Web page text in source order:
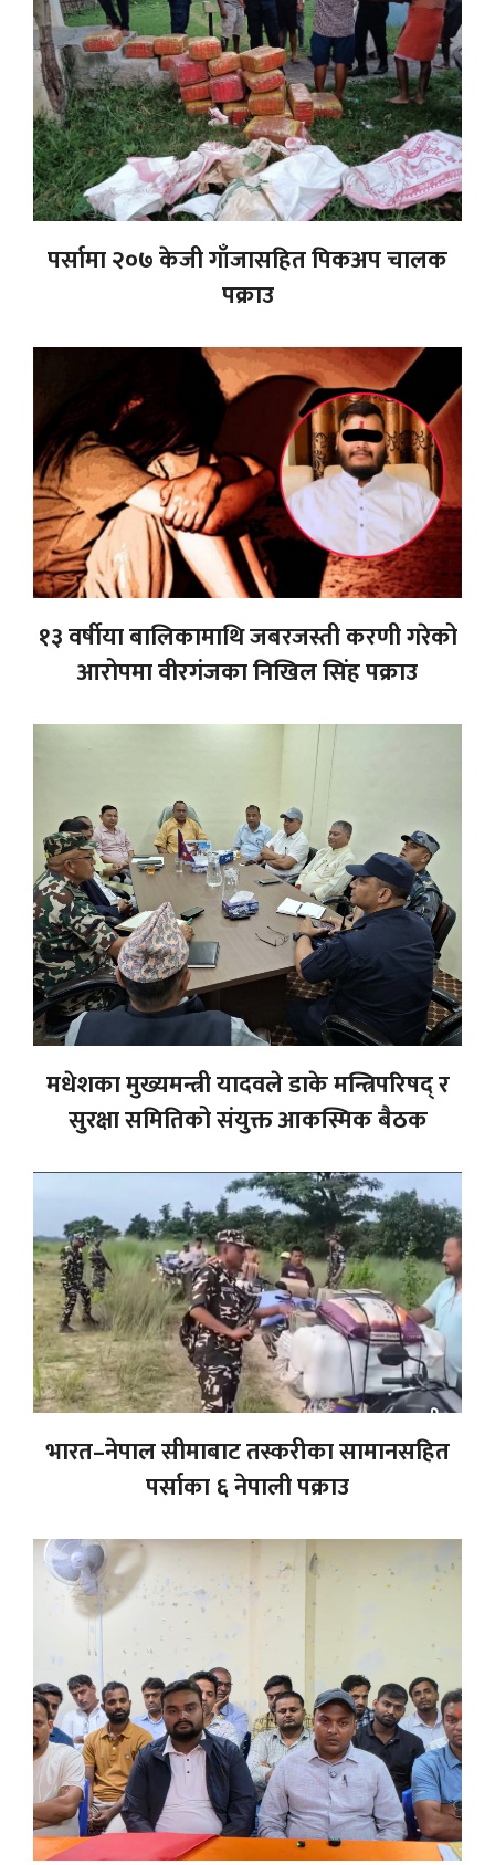
पर्सामा २०७ केजी गाँजासहित पिकअप चालक
पक्राउ
१३ वर्षीया बालिकामाथि जबरजस्ती करणी गरेको
आरोपमा वीरगंजका निखिल सिंह पक्राउ
मधेशका मुख्यमन्त्री यादवले डाके मन्त्रिपरिषद् र
सुरक्षा समितिको संयुक्त आकस्मिक बैठक
भारत–नेपाल सीमाबाट तस्करीका सामानसहित
पर्साका ६ नेपाली पक्राउ